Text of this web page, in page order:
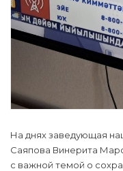
На днях заведующая
Саяпова Винерита
с важной темой о